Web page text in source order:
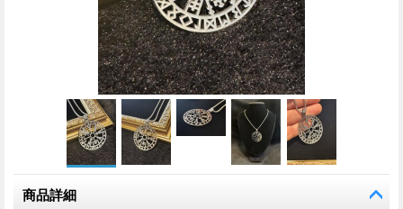
商品詳細